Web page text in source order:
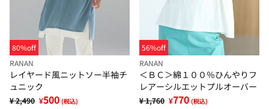
80%off
RANAN
レイヤード風ニットソー半袖チ
ュニック
¥ 2,490 ¥500 (税込)
56%off
RANAN
＜ＢＣ＞綿１００％ひんやりフ
レアーシルエットプルオーバー
¥ 1,760 ¥770 (税込)